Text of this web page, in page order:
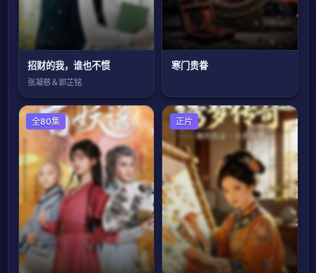
招财的我，谁也不惯
张凝慈＆郭芷铭
寒门贵眷
全80集 正片